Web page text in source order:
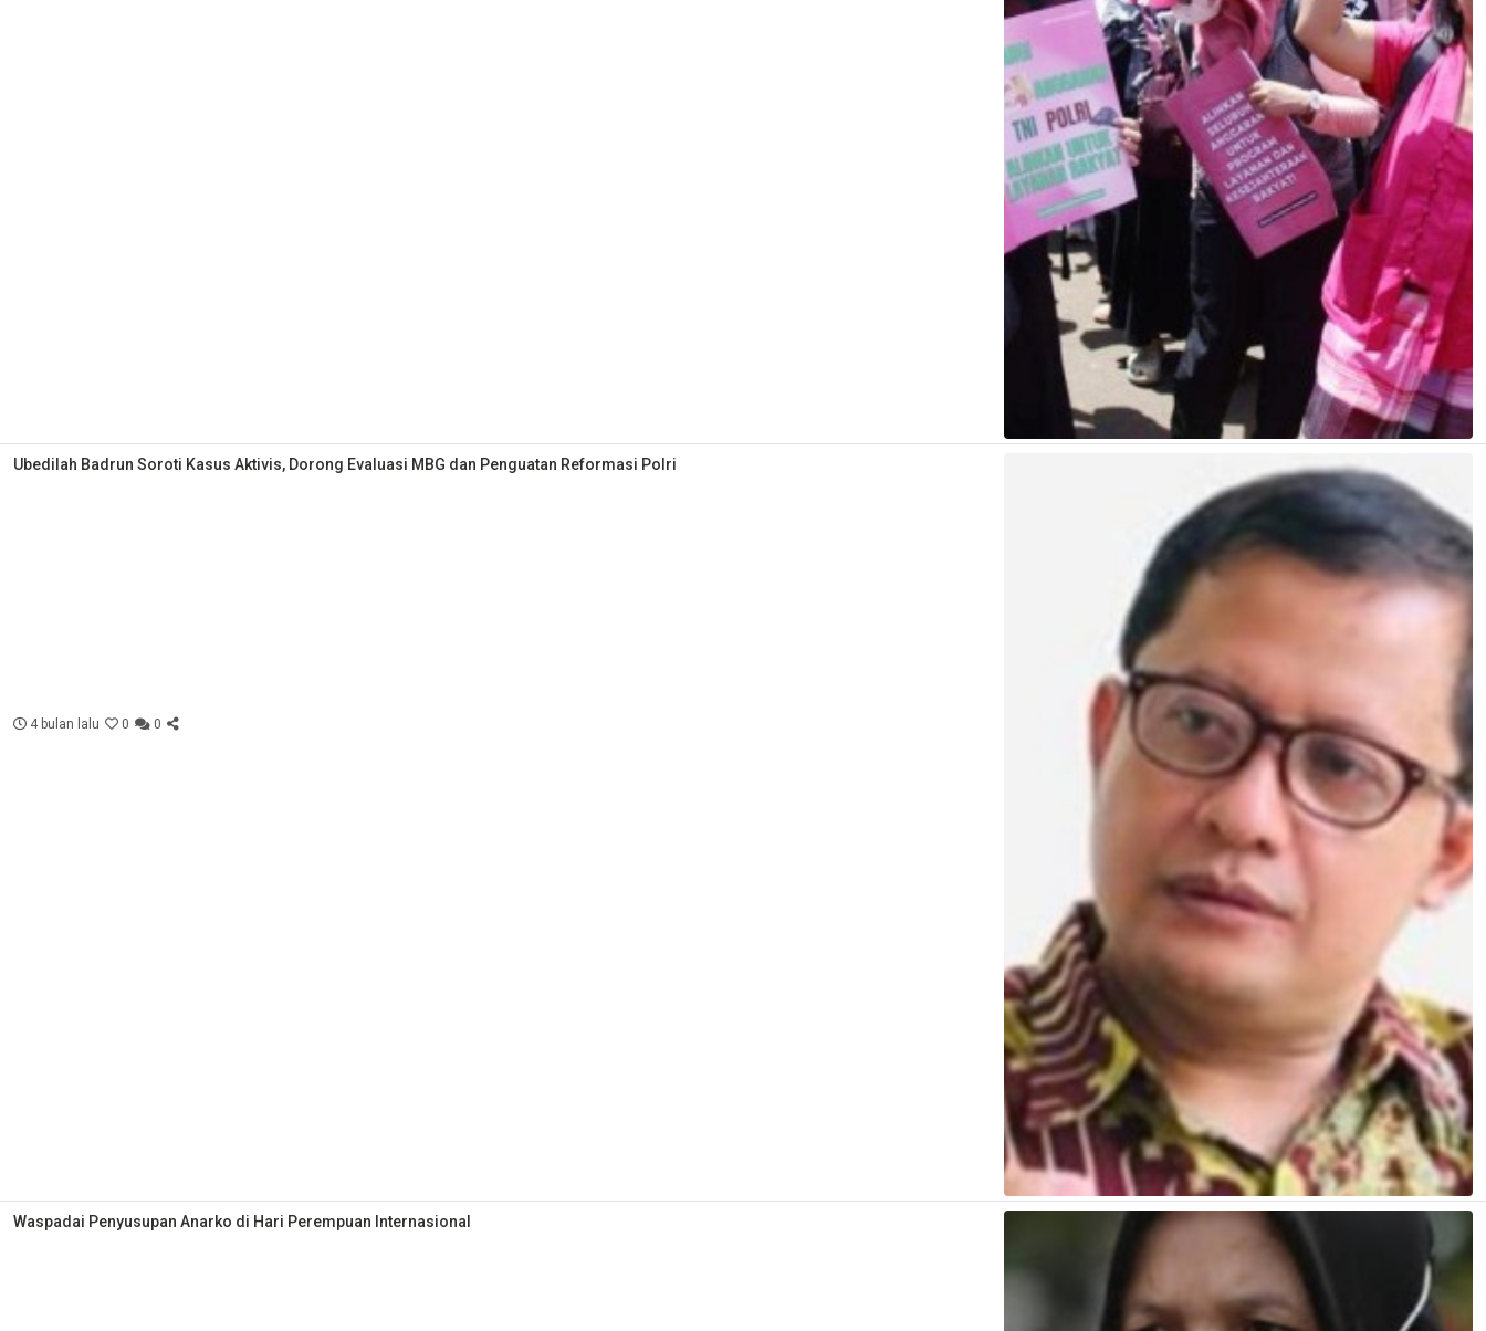
Ubedilah Badrun Soroti Kasus Aktivis, Dorong Evaluasi MBG dan Penguatan Reformasi Polri
4 bulan lalu 0 0
Waspadai Penyusupan Anarko di Hari Perempuan Internasional